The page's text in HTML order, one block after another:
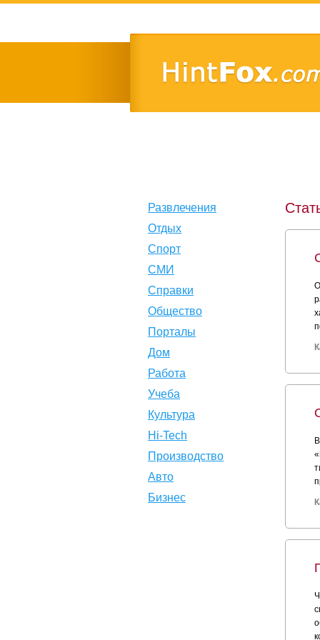
Развлечения
Отдых
Спорт
СМИ
Справки
Общество
Порталы
Дом
Работа
Учеба
Культура
Hi-Tech
Производство
Авто
Бизнес